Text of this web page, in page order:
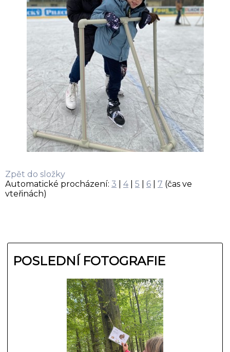
Zpět do složky
Automatické procházení: 3 4| 5 6 7 (čas ve
vteřinách)
POSLEDNÍ FOTOGRAFIE